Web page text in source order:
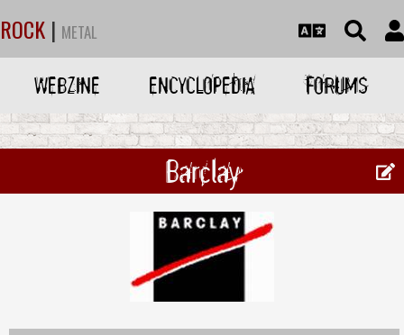
ROCK | METAL
WEBZINE ENCYCLOPEDIA FORUMS
Barclay